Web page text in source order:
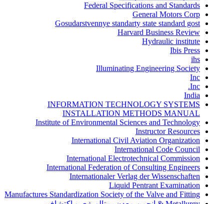
Federal Specifications and Standards
General Motors Corp
Gosudarstvennye standarty state standard gost
Harvard Business Review
Hydraulic institute
Ibis Press
ihs
Illuminating Engineering Society
Inc
Inc.
India
INFORMATION TECHNOLOGY SYSTEMS
INSTALLATION METHODS MANUAL
Institute of Environmental Sciences and Technology
Instructor Resources
International Civil Aviation Organization
International Code Council
International Electrotechnical Commission
International Federation of Consulting Engineers
Internationaler Verlag der Wissenschaften
Liquid Pentrant Examination
Manufactures Standardization Society of the Valve and Fitting